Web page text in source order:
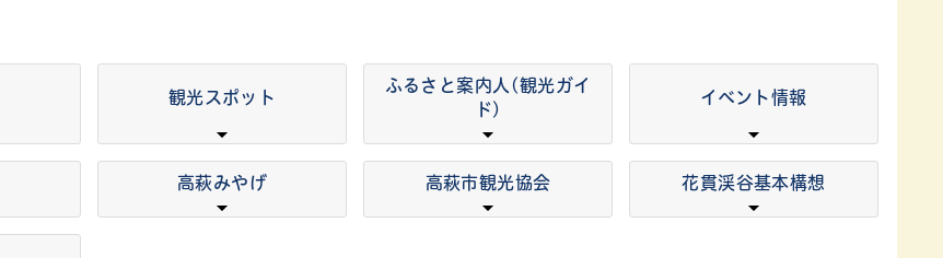
観光スポット
ふるさと案内人(観光ガイ
ド)
イベント情報
高萩みやげ 高萩市観光協会 花貫渓谷基本構想